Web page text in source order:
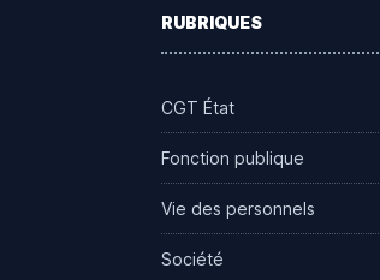
RUBRIQUES
CGT État
Fonction publique
Vie des personnels
Société